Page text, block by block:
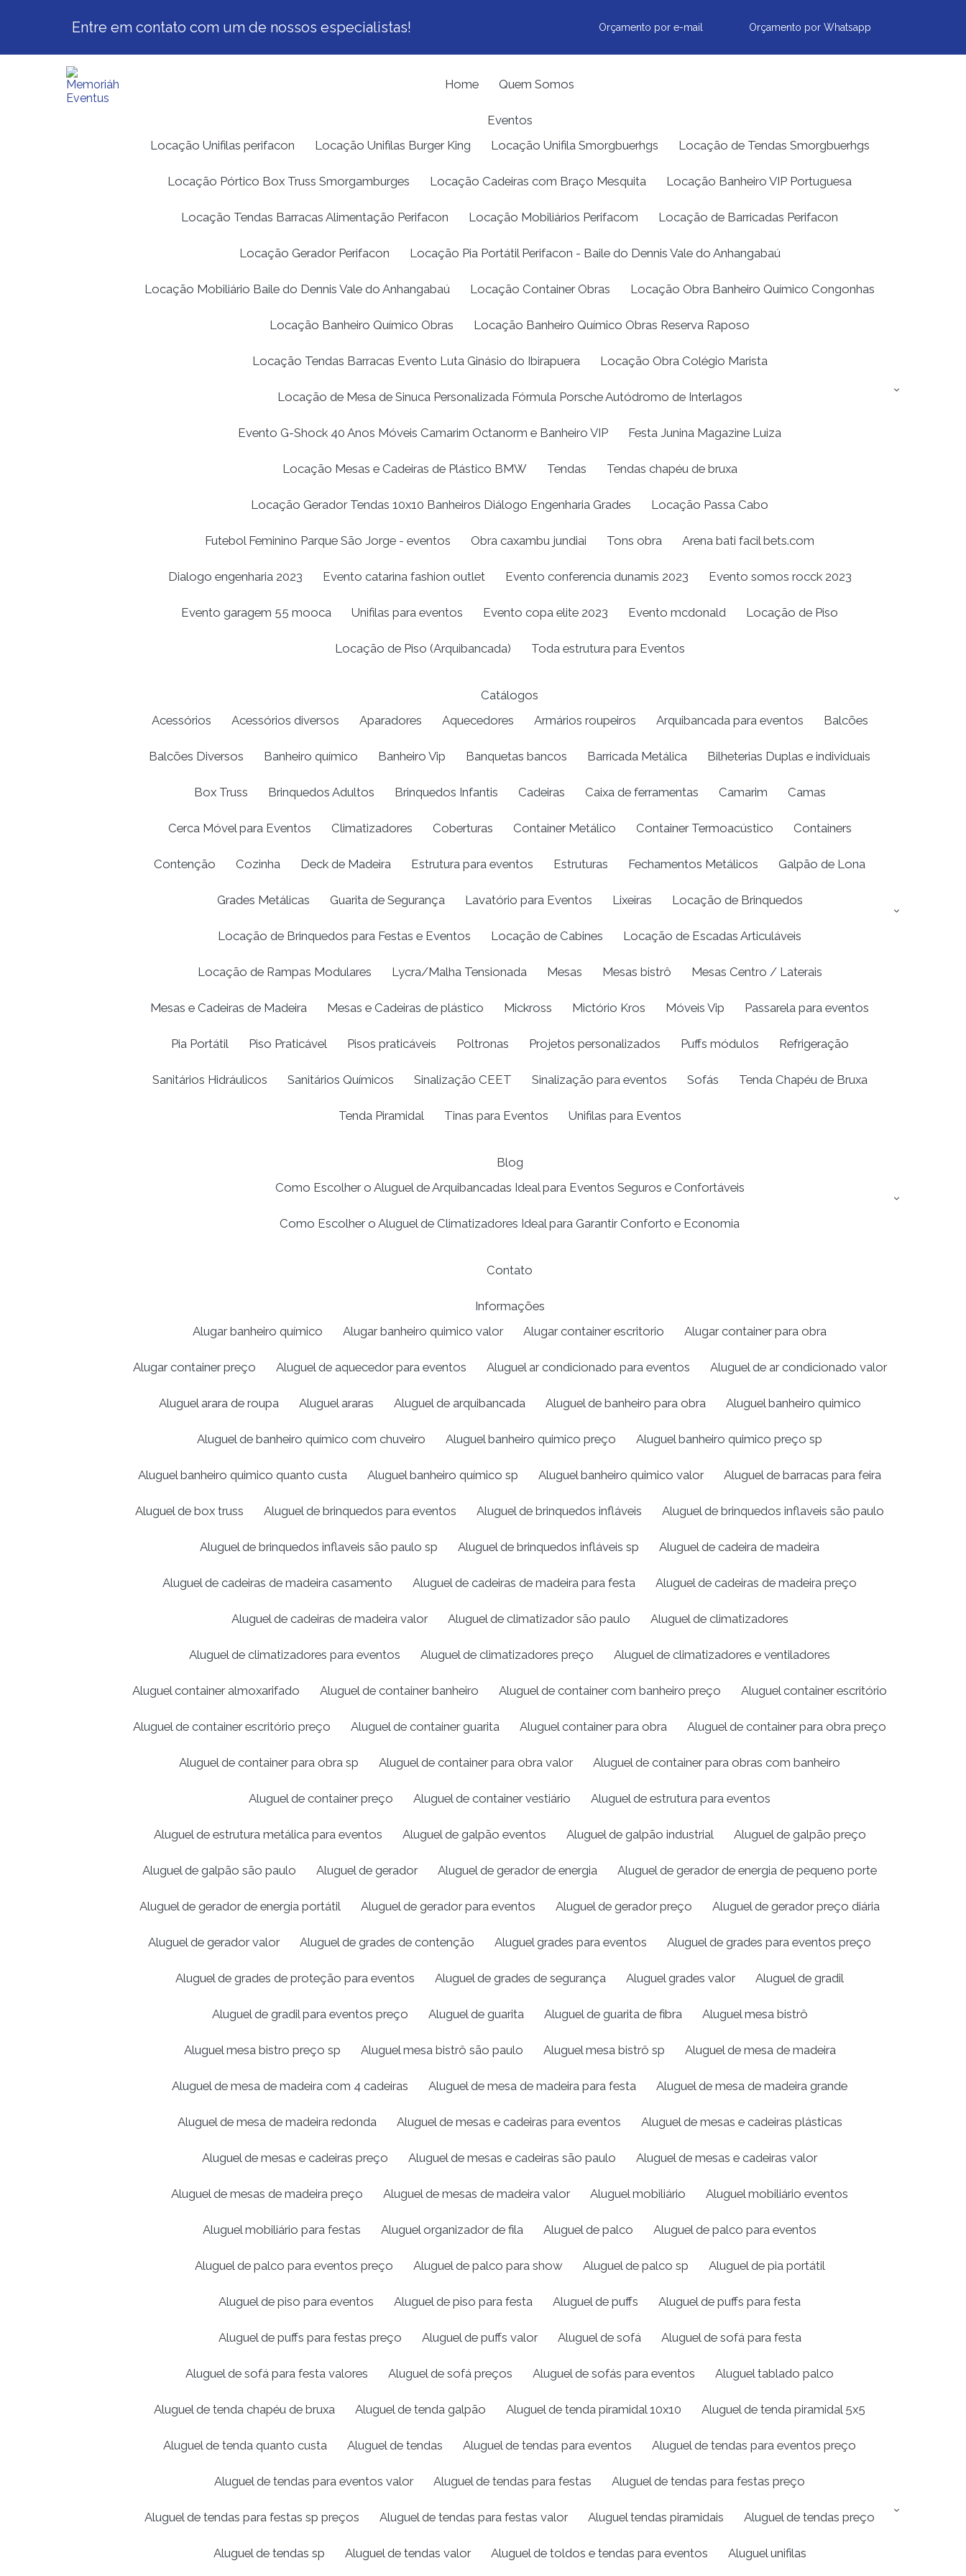
Entre em contato com um de nossos especialistas! Orçamento por e-mail Orçamento por Whatsapp
Home Quem Somos
Eventos
Locação Unifilas perifacon
Locação Unifilas Burger King Locação Unifila Smorgbuerhgs Locação de Tendas Smorgbuerhgs
Locação Pórtico Box Truss Smorgamburges Locação Cadeiras com Braço Mesquita Locação Banheiro VIP Portuguesa
Locação Tendas Barracas Alimentação Perifacon Locação Mobiliários Perifacom Locação de Barricadas Perifacon
Locação Gerador Perifacon Locação Pia Portátil Perifacon - Baile do Dennis Vale do Anhangabaú
Locação Mobiliário Baile do Dennis Vale do Anhangabaú Locação Container Obras Locação Obra Banheiro Químico Congonhas
Locação Banheiro Químico Obras Locação Banheiro Químico Obras Reserva Raposo
Locação Tendas Barracas Evento Luta Ginásio do Ibirapuera Locação Obra Colégio Marista
Locação de Mesa de Sinuca Personalizada Fórmula Porsche Autódromo de Interlagos
Evento G-Shock 40 Anos Móveis Camarim Octanorm e Banheiro VIP Festa Junina Magazine Luiza
Locação Mesas e Cadeiras de Plástico BMW Tendas Tendas chapéu de bruxa
Locação Gerador Tendas 10x10 Banheiros Diálogo Engenharia Grades Locação Passa Cabo
Futebol Feminino Parque São Jorge - eventos Obra caxambu jundiai Tons obra Arena bati facil bets.com
Dialogo engenharia 2023 Evento catarina fashion outlet Evento conferencia dunamis 2023 Evento somos rocck 2023
Evento garagem 55 mooca Unifilas para eventos Evento copa elite 2023 Evento mcdonald Locação de Piso
Locação de Piso (Arquibancada) Toda estrutura para Eventos
Catálogos
Acessórios
Acessórios diversos Aparadores Aquecedores Armários roupeiros Arquibancada para eventos Balcões
Balcões Diversos Banheiro químico Banheiro Vip Banquetas bancos Barricada Metálica Bilheterias Duplas e individuais
Box Truss Brinquedos Adultos Brinquedos Infantis Cadeiras Caixa de ferramentas Camarim Camas
Cerca Móvel para Eventos Climatizadores Coberturas Container Metálico Container Termoacústico Containers
Contenção Cozinha Deck de Madeira Estrutura para eventos Estruturas Fechamentos Metálicos Galpão de Lona
Grades Metálicas Guarita de Segurança Lavatório para Eventos Lixeiras Locação de Brinquedos
Locação de Brinquedos para Festas e Eventos Locação de Cabines Locação de Escadas Articuláveis
Locação de Rampas Modulares Lycra/Malha Tensionada Mesas Mesas bistrô Mesas Centro / Laterais
Mesas e Cadeiras de Madeira Mesas e Cadeiras de plástico Mickross Mictório Kros Móveis Vip Passarela para eventos
Pia Portátil Piso Praticável Pisos praticáveis Poltronas Projetos personalizados Puffs módulos Refrigeração
Sanitários Hidráulicos Sanitários Químicos Sinalização CEET Sinalização para eventos Sofás Tenda Chapéu de Bruxa
Tenda Piramidal Tinas para Eventos Unifilas para Eventos
Blog
Como Escolher o Aluguel de Arquibancadas Ideal para Eventos Seguros e Confortáveis
Como Escolher o Aluguel de Climatizadores Ideal para Garantir Conforto e Economia
Contato
Informações
Alugar banheiro químico
Alugar banheiro quimico valor Alugar container escritorio Alugar container para obra
Alugar container preço Aluguel de aquecedor para eventos Aluguel ar condicionado para eventos Aluguel de ar condicionado valor
Aluguel arara de roupa Aluguel araras Aluguel de arquibancada Aluguel de banheiro para obra Aluguel banheiro quimico
Aluguel de banheiro químico com chuveiro Aluguel banheiro quimico preço Aluguel banheiro quimico preço sp
Aluguel banheiro quimico quanto custa Aluguel banheiro químico sp Aluguel banheiro quimico valor Aluguel de barracas para feira
Aluguel de box truss Aluguel de brinquedos para eventos Aluguel de brinquedos infláveis Aluguel de brinquedos inflaveis são paulo
Aluguel de brinquedos inflaveis são paulo sp Aluguel de brinquedos infláveis sp Aluguel de cadeira de madeira
Aluguel de cadeiras de madeira casamento Aluguel de cadeiras de madeira para festa Aluguel de cadeiras de madeira preço
Aluguel de cadeiras de madeira valor Aluguel de climatizador são paulo Aluguel de climatizadores
Aluguel de climatizadores para eventos Aluguel de climatizadores preço Aluguel de climatizadores e ventiladores
Aluguel container almoxarifado Aluguel de container banheiro Aluguel de container com banheiro preço Aluguel container escritório
Aluguel de container escritório preço Aluguel de container guarita Aluguel container para obra Aluguel de container para obra preço
Aluguel de container para obra sp Aluguel de container para obra valor Aluguel de container para obras com banheiro
Aluguel de container preço Aluguel de container vestiário Aluguel de estrutura para eventos
Aluguel de estrutura metálica para eventos Aluguel de galpão eventos Aluguel de galpão industrial Aluguel de galpão preço
Aluguel de galpão são paulo Aluguel de gerador Aluguel de gerador de energia Aluguel de gerador de energia de pequeno porte
Aluguel de gerador de energia portátil Aluguel de gerador para eventos Aluguel de gerador preço Aluguel de gerador preço diária
Aluguel de gerador valor Aluguel de grades de contenção Aluguel grades para eventos Aluguel de grades para eventos preço
Aluguel de grades de proteção para eventos Aluguel de grades de segurança Aluguel grades valor Aluguel de gradil
Aluguel de gradil para eventos preço Aluguel de guarita Aluguel de guarita de fibra Aluguel mesa bistrô
Aluguel mesa bistro preço sp Aluguel mesa bistrô são paulo Aluguel mesa bistrô sp Aluguel de mesa de madeira
Aluguel de mesa de madeira com 4 cadeiras Aluguel de mesa de madeira para festa Aluguel de mesa de madeira grande
Aluguel de mesa de madeira redonda Aluguel de mesas e cadeiras para eventos Aluguel de mesas e cadeiras plásticas
Aluguel de mesas e cadeiras preço Aluguel de mesas e cadeiras são paulo Aluguel de mesas e cadeiras valor
Aluguel de mesas de madeira preço Aluguel de mesas de madeira valor Aluguel mobiliário Aluguel mobiliário eventos
Aluguel mobiliário para festas Aluguel organizador de fila Aluguel de palco Aluguel de palco para eventos
Aluguel de palco para eventos preço Aluguel de palco para show Aluguel de palco sp Aluguel de pia portátil
Aluguel de piso para eventos Aluguel de piso para festa Aluguel de puffs Aluguel de puffs para festa
Aluguel de puffs para festas preço Aluguel de puffs valor Aluguel de sofá Aluguel de sofá para festa
Aluguel de sofá para festa valores Aluguel de sofá preços Aluguel de sofás para eventos Aluguel tablado palco
Aluguel de tenda chapéu de bruxa Aluguel de tenda galpão Aluguel de tenda piramidal 10x10 Aluguel de tenda piramidal 5x5
Aluguel de tenda quanto custa Aluguel de tendas Aluguel de tendas para eventos Aluguel de tendas para eventos preço
Aluguel de tendas para eventos valor Aluguel de tendas para festas Aluguel de tendas para festas preço
Aluguel de tendas para festas sp preços Aluguel de tendas para festas valor Aluguel tendas piramidais Aluguel de tendas preço
Aluguel de tendas sp Aluguel de tendas valor Aluguel de toldos e tendas para eventos Aluguel unifilas